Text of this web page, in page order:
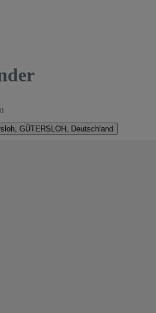
GÜTERSLOH, Deutschland